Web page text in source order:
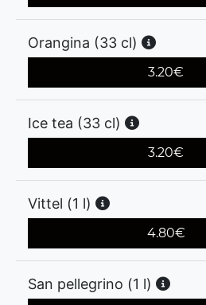
Orangina (33 cl)
3.20€
Ice tea (33 cl)
3.20€
Vittel (1 l)
4.80€
San pellegrino (1 l)